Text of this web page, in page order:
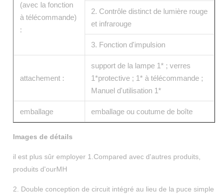
(avec la fonction
à télécommande)
:
2. Contrôle distinct de lumière rouge
et infrarouge
3. Fonction d'impulsion
attachement :
support de la lampe 1* ; verres
1*protective ; 1* à télécommande ;
Manuel d'utilisation 1*
emballage emballage ou coutume de boîte
Images de détails
il est plus sûr employer 1.Compared avec d'autres produits,
produits d'ourMH
2. Double conception de circuit intégré au lieu de la puce simple